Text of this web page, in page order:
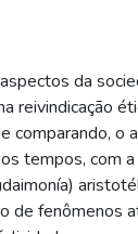
da
reivindicação
comparando, o
tempos, com
de fenômenos